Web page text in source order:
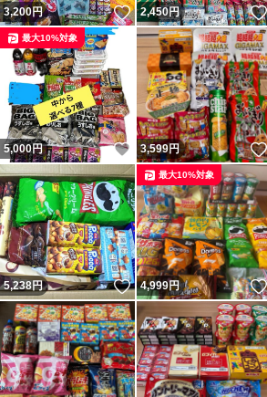
3,200円 いいね！
2,450円
5,000円 いいね！
最大10%対象
3,599円
5,238円 いいね！
4,999円
最大10%対象